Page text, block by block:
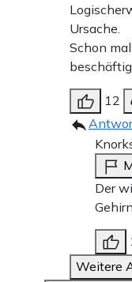
Ursache.
Schon
12
Der
Weitere